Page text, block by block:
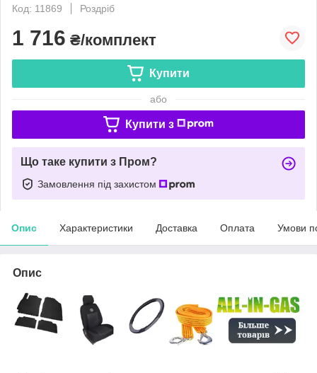
Код: 11869
Роздріб
1 716 ₴/комплект
Купити
або
Купити з
Що таке купити з Пром?
Замовлення під захистом
Опис Характеристики Доставка Оплата Умови
Опис